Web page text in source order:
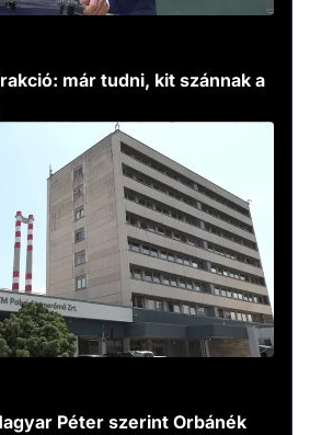
már tudni, kit szánnak a
Péter szerint Orbánék